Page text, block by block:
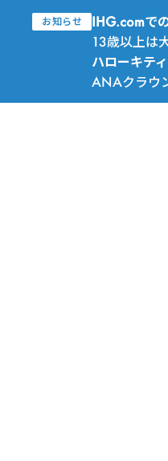
お知らせ IHG.comで
13歳以上は
ハローキテ
ANAクラウ